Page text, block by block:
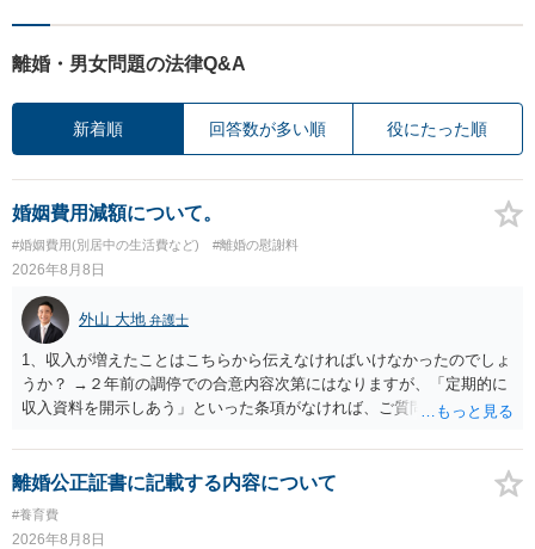
離婚・男女問題の法律Q&A
新着順 回答数が多い順 役にたった順
婚姻費用減額について。
#婚姻費用(別居中の生活費など) #離婚の慰謝料
2026年8月8日
外山 大地 弁護士
1、収入が増えたことはこちらから伝えなければいけなかったのでしょ
うか？ →２年前の調停での合意内容次第にはなりますが、「定期的に
収入資料を開示しあう」といった条項がなければ、ご質問者様から相
合意した場合も収入証明で算定表通りに決まりますでしょうか？ →算
定表は一つの目安に過ぎませんので、合意した希望額が算定表で算出
された金額と異なっていたとしても、合意した希望額が婚姻費用の金
額となります。
離婚公正証書に記載する内容について
#養育費
2026年8月8日